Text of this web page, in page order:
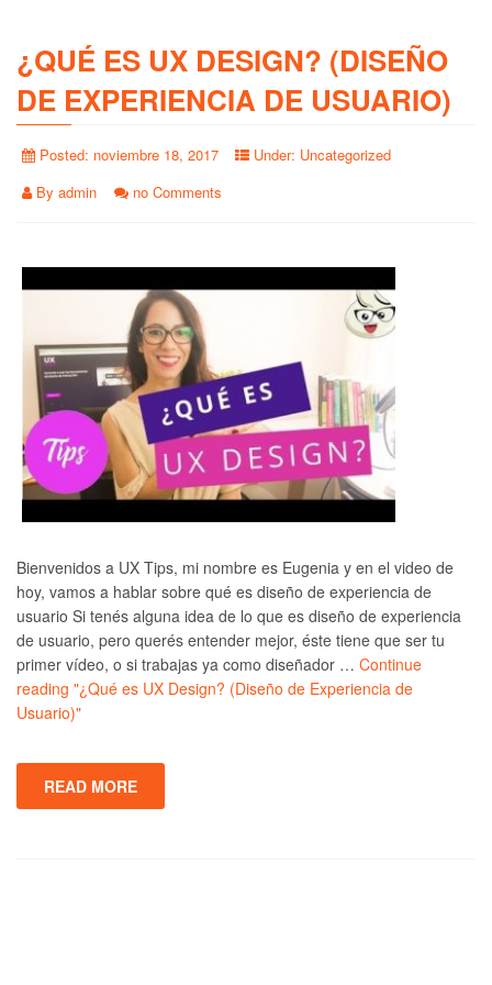
¿QUÉ ES UX DESIGN? (DISEÑO
DE EXPERIENCIA DE USUARIO)
Posted: noviembre 18, 2017 Under: Uncategorized
By admin no Comments
Bienvenidos a UX Tips, mi nombre es Eugenia y en el video de
hoy, vamos a hablar sobre qué es diseño de experiencia de
usuario Si tenés alguna idea de lo que es diseño de experiencia
de usuario, pero querés entender mejor, éste tiene que ser tu
primer vídeo, o si trabajas ya como diseñador … Continue
reading "¿Qué es UX Design? (Diseño de Experiencia de
Usuario)"
READ MORE